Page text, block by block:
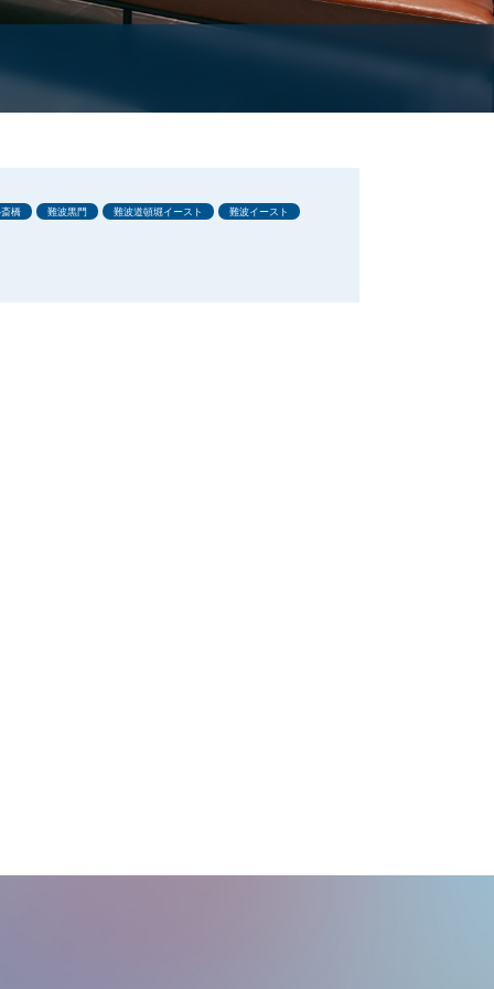
橋 難波黒門 難波道頓堀イースト 難波イースト